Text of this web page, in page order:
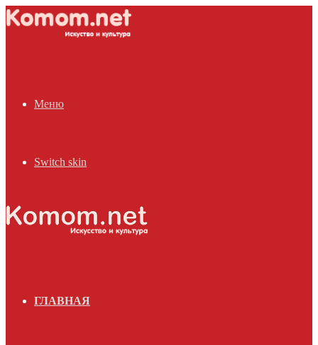
Меню
Switch skin
ГЛАВНАЯ